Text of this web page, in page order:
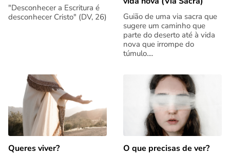
"Desconhecer a Escritura é
desconhecer Cristo" (DV, 26)
Guião de uma via sacra que
sugere um caminho que
parte do deserto até à vida
nova que irrompe do
túmulo....
Queres viver? O que precisas de ver?